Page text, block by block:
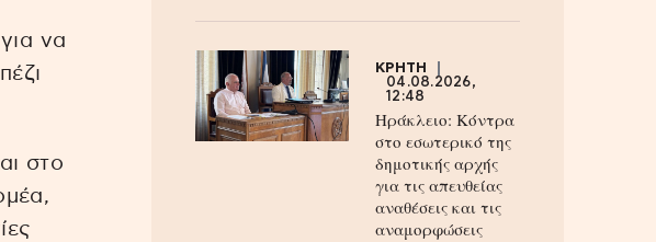
να
στο
ΚΡΗΤΗ
04.08.2026,
12:48
Ηράκλειο: Κόντρα
στο εσωτερικό της
δημοτικής αρχής
για τις απευθείας
αναθέσεις και τις
αναμορφώσεις